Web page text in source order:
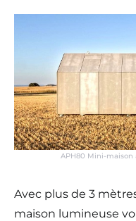
APH80 Mini-maison
Avec plus de 3
maison lumineuse